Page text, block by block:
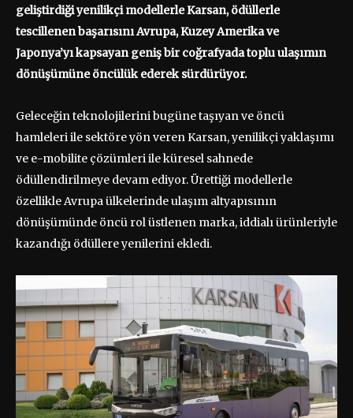
geliştirdiği yenilikçi modellerle Karsan, ödüllerle
tescillenen başarısını Avrupa, Kuzey Amerika ve
Japonya’yı kapsayan geniş bir coğrafyada toplu ulaşımın
dönüşümüne öncülük ederek sürdürüyor.
Geleceğin teknolojilerini bugüne taşıyan ve öncü
hamleleri ile sektöre yön veren Karsan, yenilikçi yaklaşımı
ve e-mobilite çözümleri ile küresel sahnede
ödüllendirilmeye devam ediyor. Ürettiği modellerle
özellikle Avrupa ülkelerinde ulaşım altyapısının
dönüşümünde öncü rol üstlenen marka, iddialı ürünleriyle
kazandığı ödüllere yenilerini ekledi.